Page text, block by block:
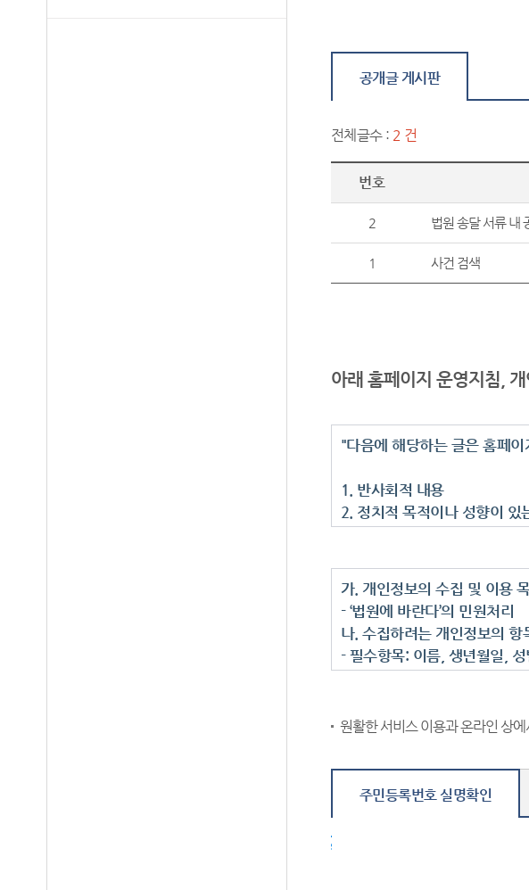
공개글 게시판
전체글수 : 2 건
번호
2
법원 송달 서류 내
출 ...
1 사건 검색
아래 홈페이지 운영지침,
"다음에 해당하는 글은 홈페
1. 반사회적 내용
2. 정치적 목적이나 성향이 있
5. 영리목적의 상업적 광고, 저
6. 욕설, 음란물 등 저속한 표현
7. 실명을 원칙으로 하는 경우
8. 동일 또는 유사한 내용을
9. 민원인 자신이 등록한 자료
10. 재판에 대한 부적절한 의
여 주시기 바랍니다.
작성하신 글의 원문은 『나의
가. 개인정보의 수집 및 이용
- ‘법원에 바란다’의 민원처리
나. 수집하려는 개인정보의 항
- 필수항목: 이름, 생년월일,
- 3년
- 귀하는 개인정보의 수집 및
있습니다.
원활한 서비스 이용과 온라인 상
주민등록번호 실명확인
주민등록번호 실명확인